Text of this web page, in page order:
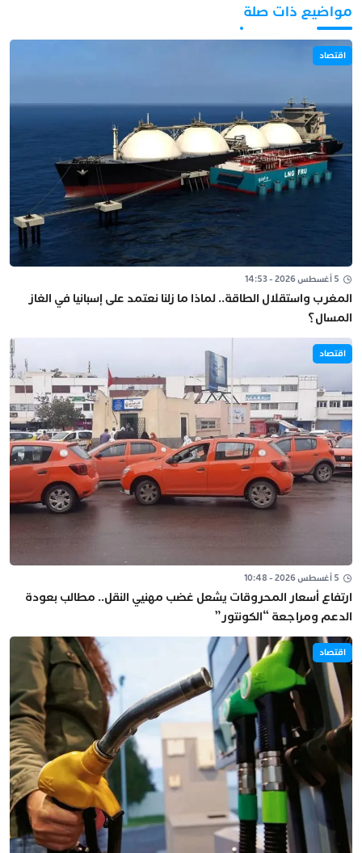
مواضيع ذات صلة
اقتصاد
5 أغسطس 2026 - 14:53
المغرب واستقلال الطاقة.. لماذا ما زلنا نعتمد على إسبانيا في الغاز
المسال؟
اقتصاد
5 أغسطس 2026 - 10:48
ارتفاع أسعار المحروقات يشعل غضب مهنيي النقل.. مطالب بعودة
الدعم ومراجعة “الكونتور”
اقتصاد